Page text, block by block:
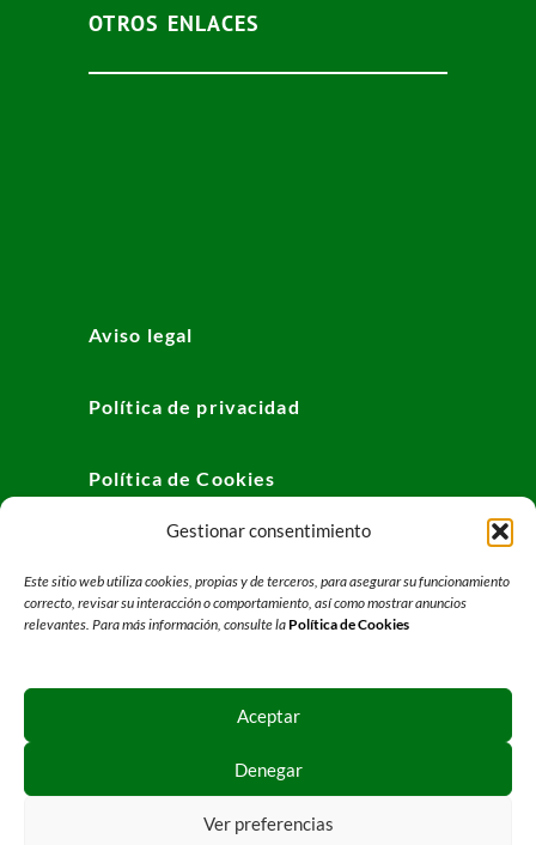
Gestionar consentimiento
Este sitio web utiliza cookies, propias y de terceros, para asegurar su funcionamiento
correcto, revisar su interacción o comportamiento, así como mostrar anuncios
relevantes. Para más información, consulte la Política de Cookies
Aceptar
Denegar
Ver preferencias
OTROS ENLACES
Aviso legal
Política de privacidad
Política de Cookies